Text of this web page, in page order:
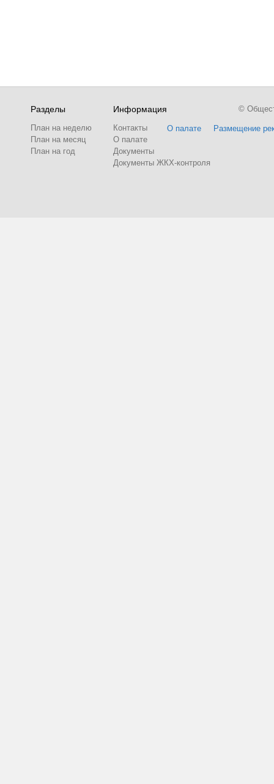
Разделы
План на неделю
План на месяц
План на год
Информация
Контакты
О палате
Документы
Документы ЖКХ-контроля
О палате Размещение
©